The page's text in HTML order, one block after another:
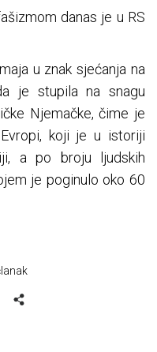
danas je u RS
u znak sjećanja na
je stupila na snagu
Njemačke, čime je
koji je u istoriji
a po broju ljudskih
je poginulo oko 60